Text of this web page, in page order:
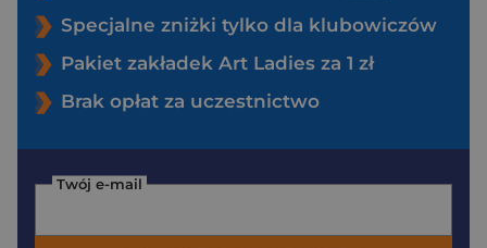
Specjalne zniżki tylko dla klubowiczów
Pakiet zakładek Art Ladies za 1 zł
Brak opłat za uczestnictwo
Twój e-mail